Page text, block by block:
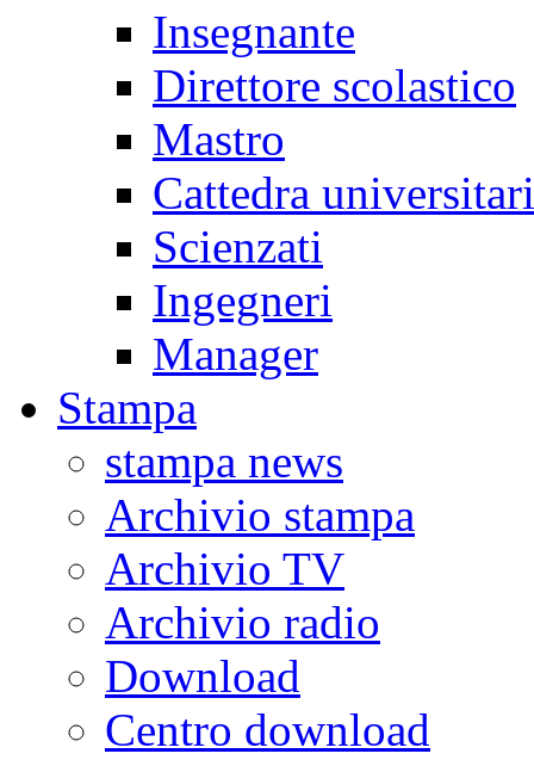
Insegnante
Direttore scolastico
Mastro
Cattedra
Scienzati
Ingegneri
Manager
Stampa
stampa news
Archivio stampa
Archivio TV
Archivio radio
Download
Centro download